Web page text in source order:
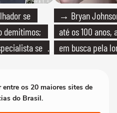
se
demitimos;
se
→ Bryan
até os 100
em busca pela
os 20 maiores sites de
do Brasil.